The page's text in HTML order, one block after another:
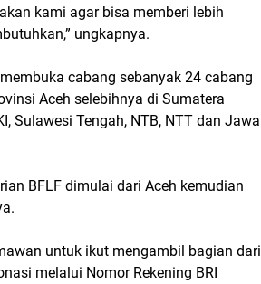
kami agar bisa memberi lebih
ungkapnya.
cabang sebanyak 24 cabang
Aceh selebihnya di Sumatera
Sulawesi Tengah, NTB, NTT dan Jawa
BFLF dimulai dari Aceh kemudian
untuk ikut mengambil bagian dari
melalui Nomor Rekening BRI